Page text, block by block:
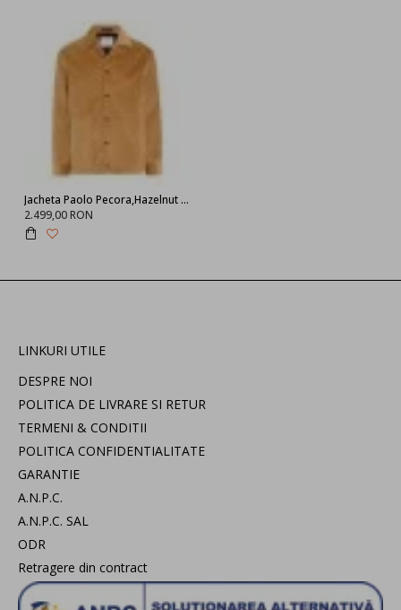
Jacheta Paolo Pecora,Hazelnut Corduroy
2.499,00 RON
LINKURI UTILE
DESPRE NOI
POLITICA DE LIVRARE SI RETUR
TERMENI & CONDITII
POLITICA CONFIDENTIALITATE
GARANTIE
A.N.P.C.
A.N.P.C. SAL
ODR
Retragere din contract